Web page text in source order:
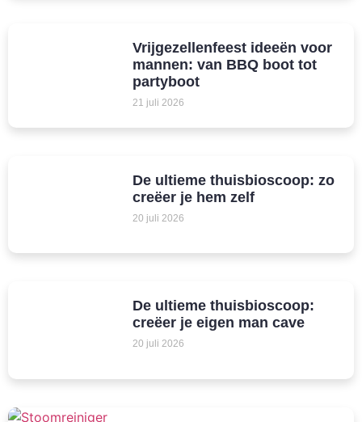
Vrijgezellenfeest ideeën voor
mannen: van BBQ boot tot
partyboot
21 juli 2026
De ultieme thuisbioscoop: zo
creëer je hem zelf
20 juli 2026
De ultieme thuisbioscoop:
creëer je eigen man cave
20 juli 2026